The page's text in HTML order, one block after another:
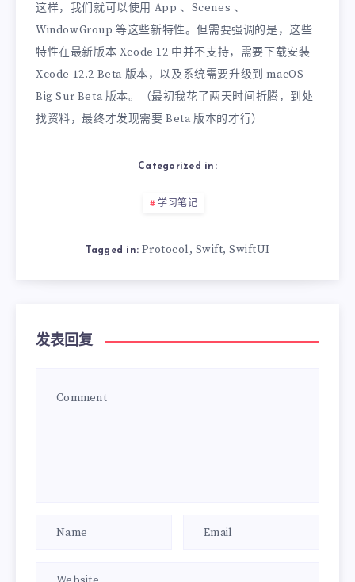
这样，我们就可以使用 App 、Scenes 、
WindowGroup 等这些新特性。但需要强调的是，这些
特性在最新版本 Xcode 12 中并不支持，需要下载安装
Xcode 12.2 Beta 版本，以及系统需要升级到 macOS
Big Sur Beta 版本。（最初我花了两天时间折腾，到处
找资料，最终才发现需要 Beta 版本的才行）
Categorized in:
学习笔记
Tagged in: Protocol, Swift, SwiftUI
发表回复